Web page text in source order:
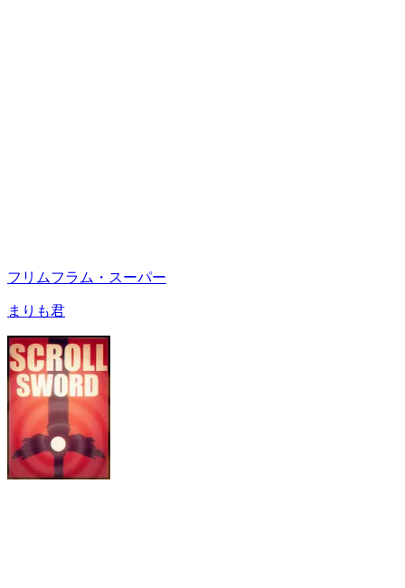
フリムフラム・スーパー
まりも君